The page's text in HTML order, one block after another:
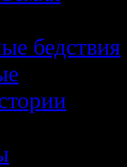
бедствия